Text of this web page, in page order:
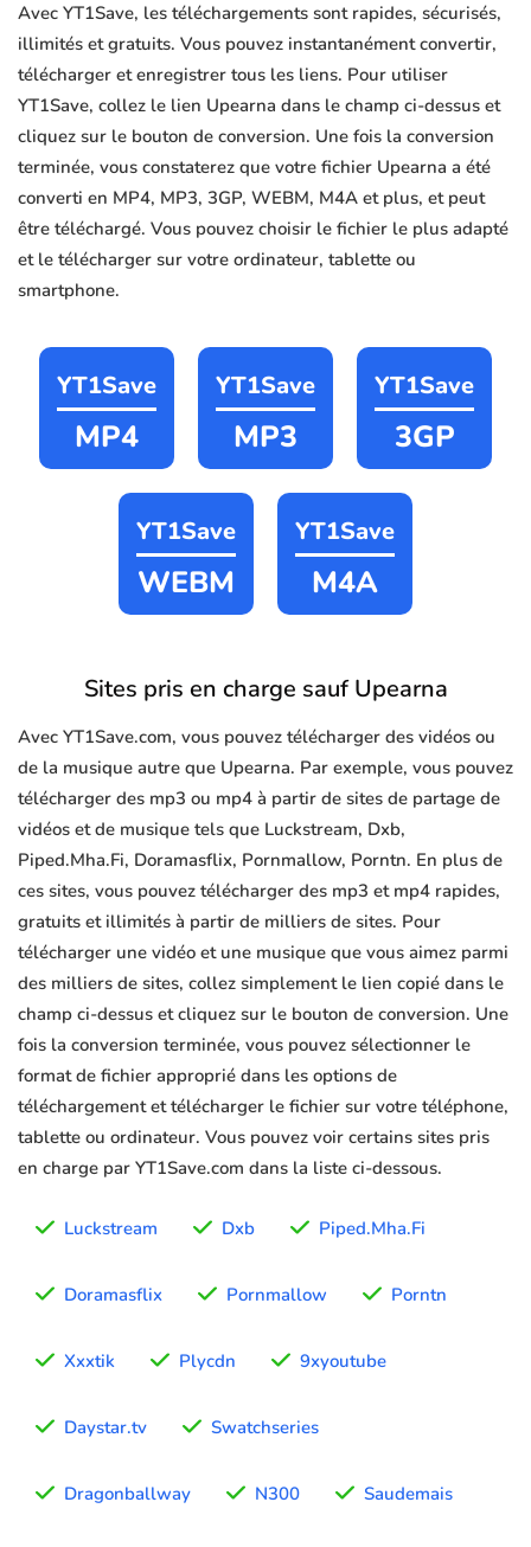
Avec YT1Save, les téléchargements sont rapides, sécurisés,
illimités et gratuits. Vous pouvez instantanément convertir,
télécharger et enregistrer tous les liens. Pour utiliser
YT1Save, collez le lien Upearna dans le champ ci-dessus et
cliquez sur le bouton de conversion. Une fois la conversion
terminée, vous constaterez que votre fichier Upearna a été
converti en MP4, MP3, 3GP, WEBM, M4A et plus, et peut
être téléchargé. Vous pouvez choisir le fichier le plus adapté
et le télécharger sur votre ordinateur, tablette ou
smartphone.
YT1Save
MP4
YT1Save
MP3
YT1Save
3GP
YT1Save
WEBM
YT1Save
M4A
Sites pris en charge sauf Upearna
Avec YT1Save.com, vous pouvez télécharger des vidéos ou
de la musique autre que Upearna. Par exemple, vous pouvez
télécharger des mp3 ou mp4 à partir de sites de partage de
vidéos et de musique tels que Luckstream, Dxb,
Piped.Mha.Fi, Doramasflix, Pornmallow, Porntn. En plus de
ces sites, vous pouvez télécharger des mp3 et mp4 rapides,
gratuits et illimités à partir de milliers de sites. Pour
télécharger une vidéo et une musique que vous aimez parmi
des milliers de sites, collez simplement le lien copié dans le
champ ci-dessus et cliquez sur le bouton de conversion. Une
fois la conversion terminée, vous pouvez sélectionner le
format de fichier approprié dans les options de
téléchargement et télécharger le fichier sur votre téléphone,
tablette ou ordinateur. Vous pouvez voir certains sites pris
en charge par YT1Save.com dans la liste ci-dessous.
Luckstream Dxb Piped.Mha.Fi
Doramasflix Pornmallow Porntn
Xxxtik Plycdn 9xyoutube
Daystar.tv Swatchseries
Dragonballway N300 Saudemais